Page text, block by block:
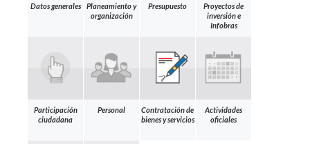
Datos generales
Planeamiento y
organización
Presupuesto
Proyectos de
inversión e
Infobras
Participación
ciudadana
Personal
Contratación de
bienes y servicios
Actividades
oficiales